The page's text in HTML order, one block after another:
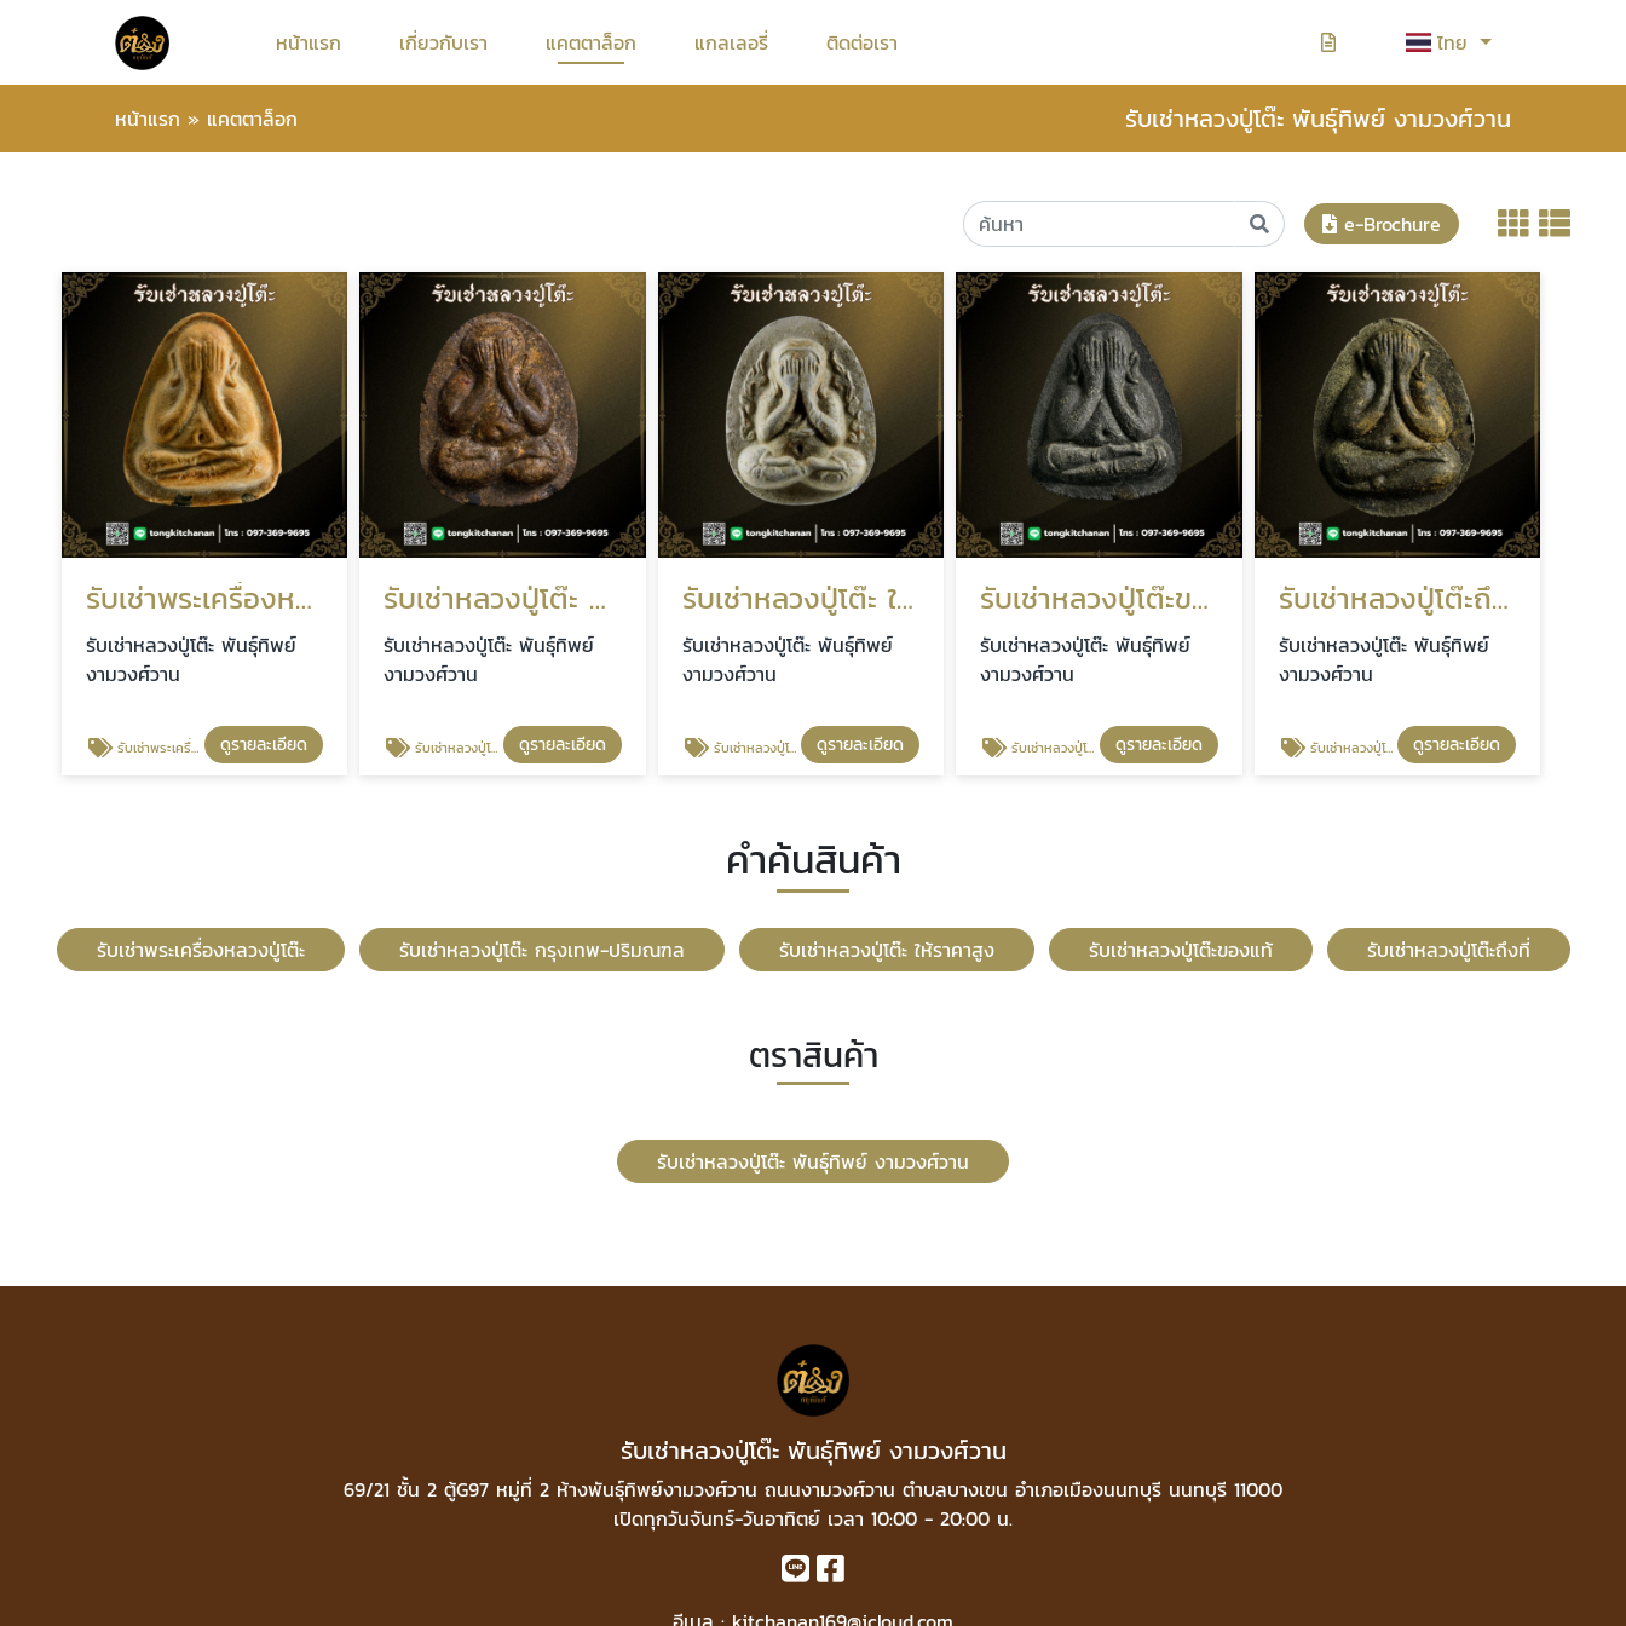
หน้าแรก เกี่ยวกับเรา แคตตาล็อก แกลเลอรี่ ติดต่อเรา ไทย
หน้าแรก » แคตตาล็อก รับเช่าหลวงปู่โต๊ะ พันธุ์ทิพย์ งามวงศ์วาน
e-Brochure
รับเช่าพระเครื่องหลวงปู่โต๊ะ
รับเช่าหลวงปู่โต๊ะ พันธุ์ทิพย์
งามวงศ์วาน
รับเช่าพระเครื่องหลวงปู่โต๊ะ ดูรายละเอียด
รับเช่าหลวงปู่โต๊ะ กรุงเทพ-ปริมณฑล
รับเช่าหลวงปู่โต๊ะ พันธุ์ทิพย์
งามวงศ์วาน
รับเช่าหลวงปู่โต๊ะ กรุงเทพ-ปริมณฑล ดูรายละเอียด
รับเช่าหลวงปู่โต๊ะ ให้ราคาสูง
รับเช่าหลวงปู่โต๊ะ พันธุ์ทิพย์
งามวงศ์วาน
รับเช่าหลวงปู่โต๊ะ ให้ราคาสูง ดูรายละเอียด
รับเช่าหลวงปู่โต๊ะของแท้
รับเช่าหลวงปู่โต๊ะ พันธุ์ทิพย์
งามวงศ์วาน
รับเช่าหลวงปู่โต๊ะของแท้ ดูรายละเอียด
รับเช่าหลวงปู่โต๊ะถึงที่
รับเช่าหลวงปู่โต๊ะ พันธุ์ทิพย์
งามวงศ์วาน
รับเช่าหลวงปู่โต๊ะถึงที่ ดูรายละเอียด
คำค้นสินค้า
รับเช่าพระเครื่องหลวงปู่โต๊ะ รับเช่าหลวงปู่โต๊ะ กรุงเทพ-ปริมณฑล รับเช่าหลวงปู่โต๊ะ ให้ราคาสูง รับเช่าหลวงปู่โต๊ะของแท้ รับเช่าหลวงปู่โต๊ะถึงที่
ตราสินค้า
รับเช่าหลวงปู่โต๊ะ พันธุ์ทิพย์ งามวงศ์วาน
รับเช่าหลวงปู่โต๊ะ พันธุ์ทิพย์ งามวงศ์วาน
69/21 ชั้น 2 ตู้G97 หมู่ที่ 2 ห้างพันธุ์ทิพย์งามวงศ์วาน ถนนงามวงศ์วาน ตำบลบางเขน อำเภอเมืองนนทบุรี นนทบุรี 11000
เปิดทุกวันจันทร์-วันอาทิตย์ เวลา 10:00 - 20:00 น.